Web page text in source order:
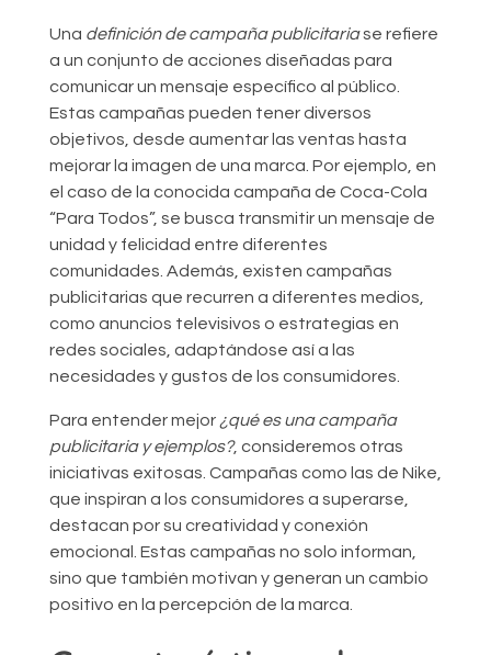
Una definición de campaña publicitariase refiere
a un conjunto de acciones diseñadas para
comunicar un mensaje específico al público.
Estas campañas pueden tener diversos
objetivos, desde aumentar las ventas hasta
mejorar la imagen de una marca. Por ejemplo, en
el caso de la conocida campaña de Coca-Cola
“Para Todos”, se busca transmitir un mensaje de
unidad y felicidad entre diferentes
comunidades. Además, existen campañas
publicitarias que recurren a diferentes medios,
como anuncios televisivos o estrategias en
redes sociales, adaptándose así a las
necesidades y gustos de los consumidores.
Para entender mejor ¿qué es una campaña
publicitaria y ejemplos?, consideremos otras
iniciativas exitosas. Campañas como las de Nike,
que inspiran a los consumidores a superarse,
destacan por su creatividad y conexión
emocional. Estas campañas no solo informan,
sino que también motivan y generan un cambio
positivo en la percepción de la marca.